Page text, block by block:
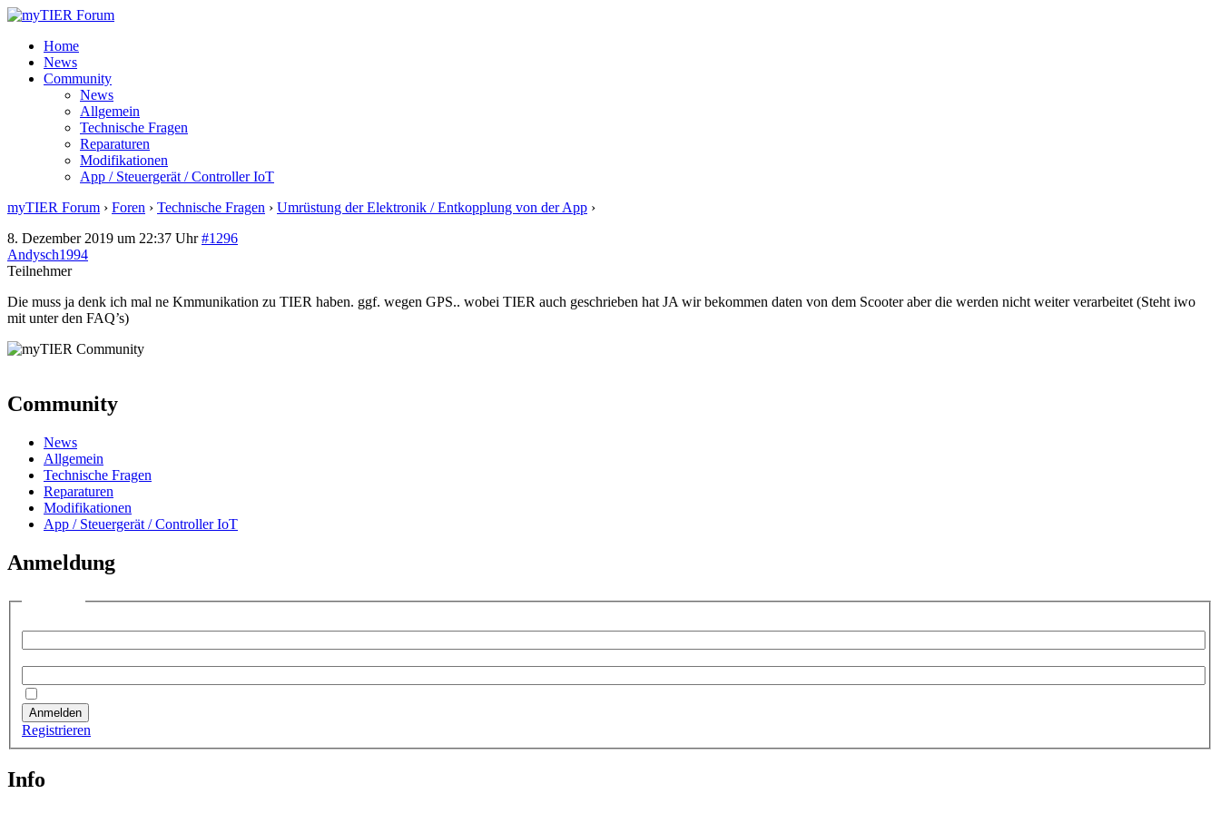
Home
News
Community
News
Allgemein
Technische Fragen
Reparaturen
Modifikationen
App / Steuergerät / Controller IoT
myTIER Forum › Foren › Technische Fragen › Umrüstung der Elektronik / Entkopplung von der App ›
8. Dezember 2019 um 22:37 Uhr #1296
Andysch1994
Teilnehmer
Die muss ja denk ich mal ne Kmmunikation zu TIER haben. ggf. wegen GPS.. wobei TIER auch geschrieben hat JA wir bekommen daten von dem Scooter aber die werden nicht weiter verarbeitet (Steht iwo
mit unter den FAQ’s)
Community
News
Allgemein
Technische Fragen
Reparaturen
Modifikationen
App / Steuergerät / Controller IoT
Anmeldung
Anmelden
Registrieren
Info